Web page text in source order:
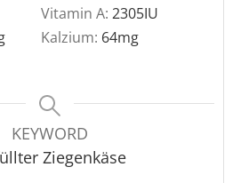
Vitamin A: 2305IU
Kalzium: 64mg
KEYWORD
Ziegenkäse